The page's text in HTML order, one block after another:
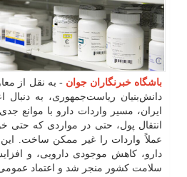
باشگاه خبرنگاران جوان - به نقل از
دانش‌بنیان ریاست‌جمهوری، به دنبال
ایران، مسیر واردات دارو با موانع
انتقال پول، حتی در مواردی که حتی
عملاً واردات را غیر ممکن ساخت.
دارو، کاهش موجودی دارویی، و
سلامت کشور منجر شد و اعتماد